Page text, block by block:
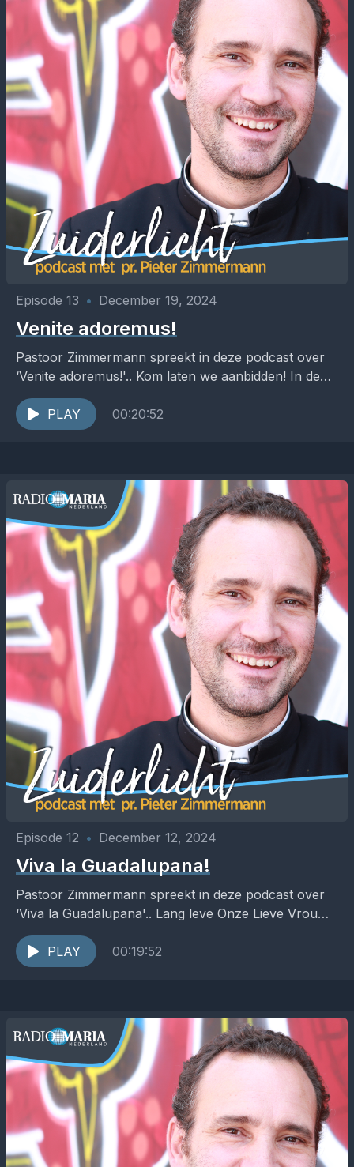
Episode 13 • December 19, 2024
Venite adoremus!
Pastoor Zimmermann spreekt in deze podcast over
‘Venite adoremus!'.. Kom laten we aanbidden! In de
podcast Zuiderlicht werpt pastoor Pieter
Zimmermann een helder licht...
PLAY 00:20:52
Episode 12 • December 12, 2024
Viva la Guadalupana!
Pastoor Zimmermann spreekt in deze podcast over
‘Viva la Guadalupana'.. Lang leve Onze Lieve Vrouwe
van Guadalupana! In de podcast Zuiderlicht werpt
pastoor Pieter...
PLAY 00:19:52